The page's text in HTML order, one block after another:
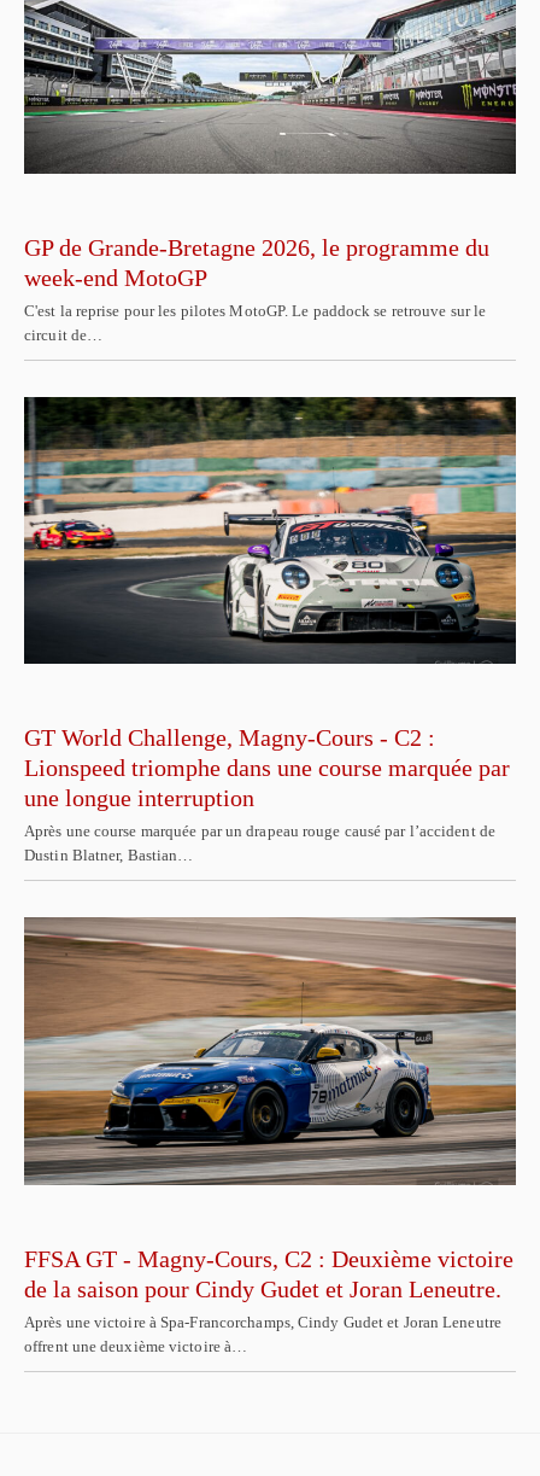
GP de Grande-Bretagne 2026, le programme du
week-end MotoGP
C'est la reprise pour les pilotes MotoGP. Le paddock se retrouve sur le
circuit de…
GT World Challenge, Magny-Cours - C2 :
Lionspeed triomphe dans une course marquée par
une longue interruption
Après une course marquée par un drapeau rouge causé par l’accident de
Dustin Blatner, Bastian…
FFSA GT - Magny-Cours, C2 : Deuxième victoire
de la saison pour Cindy Gudet et Joran Leneutre.
Après une victoire à Spa-Francorchamps, Cindy Gudet et Joran Leneutre
offrent une deuxième victoire à…